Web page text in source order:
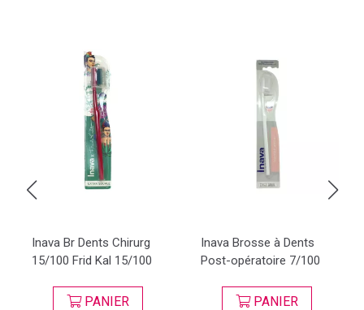
Inava Br Dents Chirurg
15/100 Frid Kal 15/100
PANIER
Inava Brosse à Dents
Post-opératoire 7/100
PANIER